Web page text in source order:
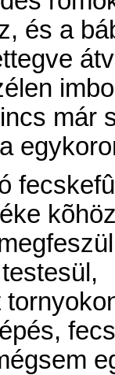
és a
már
fecskefû